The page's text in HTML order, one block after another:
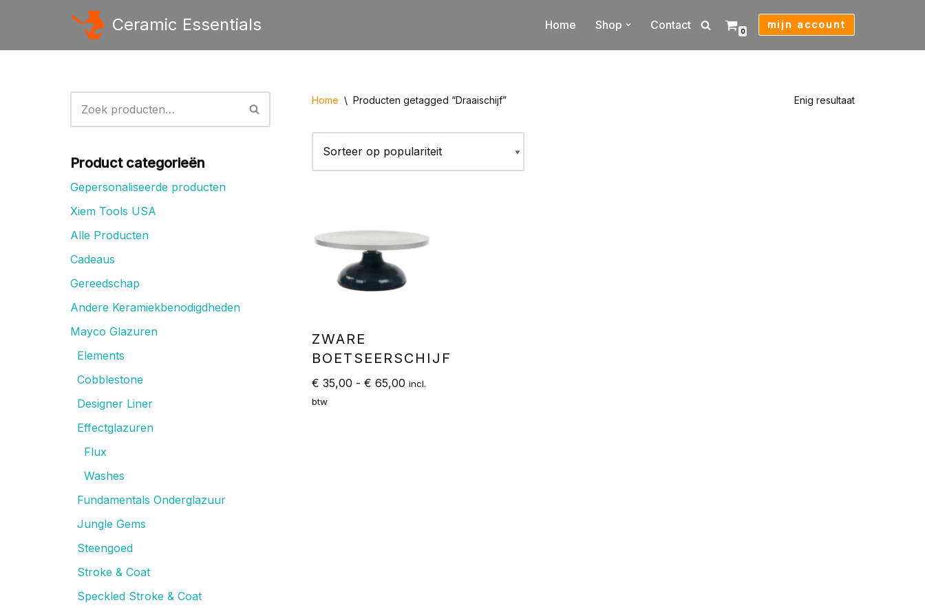
naar
Ceramic Essentials Home Shop Contact 0
mijn account
Product categorieën
Gepersonaliseerde producten
Xiem Tools USA
Alle Producten
Cadeaus
Gereedschap
Andere Keramiekbenodigdheden
Mayco Glazuren
Elements
Cobblestone
Designer Liner
Effectglazuren
Flux
Washes
Fundamentals Onderglazuur
Jungle Gems
Steengoed
Stroke & Coat
Speckled Stroke & Coat
Home \ Producten getagged “Draaischijf” Enig resultaat
ZWARE
BOETSEERSCHIJF
€ 35,00 - € 65,00 incl.
btw